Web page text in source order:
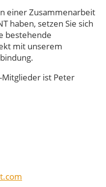
einer Zusammenarbeit
haben, setzen Sie sich
bestehende
mit unserem
ist Peter